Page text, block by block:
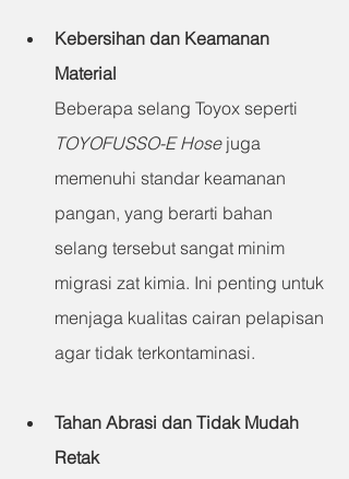
Kebersihan dan Keamanan
Material
Beberapa selang Toyox seperti
TOYOFUSSO-E Hose juga
memenuhi standar keamanan
pangan, yang berarti bahan
selang tersebut sangat minim
migrasi zat kimia. Ini penting untuk
menjaga kualitas cairan pelapisan
agar tidak terkontaminasi.
Tahan Abrasi dan Tidak Mudah
Retak